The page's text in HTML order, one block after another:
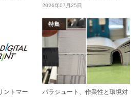
2026年07月25日
ントマー
特集
パラシュート、作業性と環境対